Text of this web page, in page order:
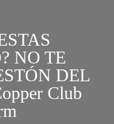
NO TE
DEL
Club